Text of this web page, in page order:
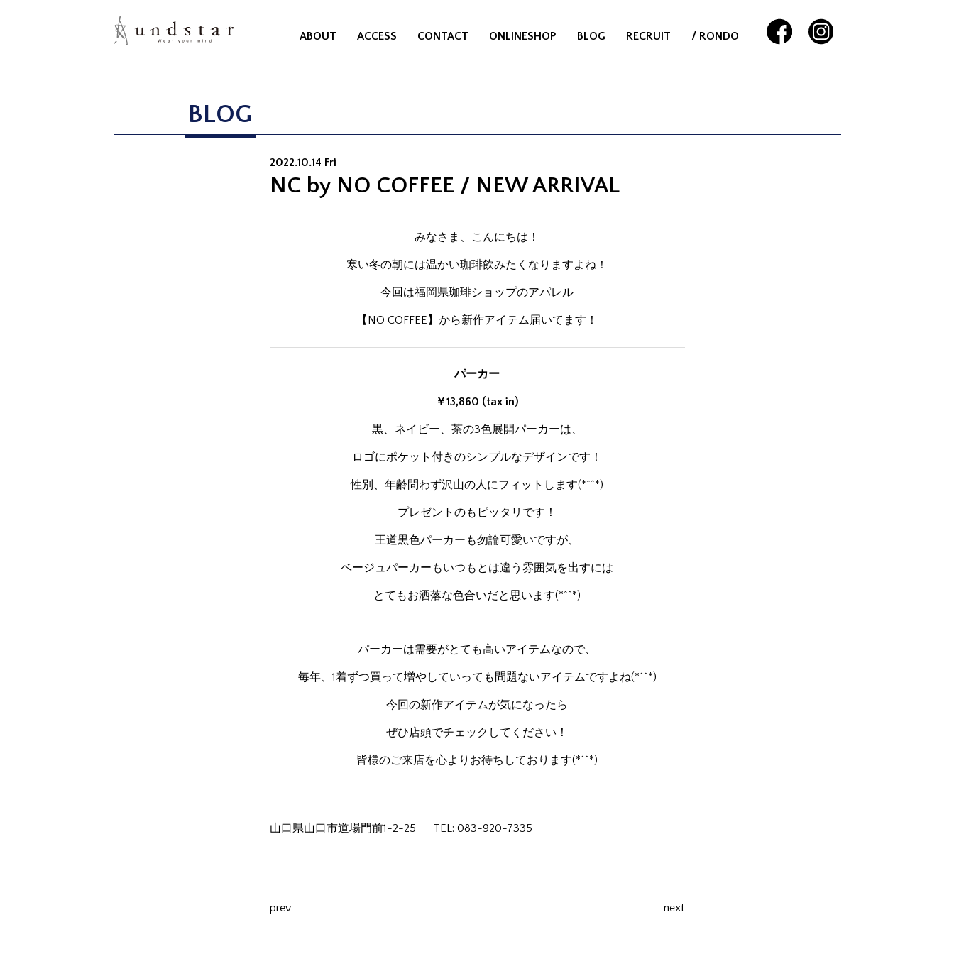
ABOUT ACCESS CONTACT ONLINESHOP BLOG RECRUIT / RONDO
BLOG
2022.10.14 Fri
NC by NO COFFEE / NEW ARRIVAL
みなさま、こんにちは！
寒い冬の朝には温かい珈琲飲みたくなりますよね！
今回は福岡県珈琲ショップのアパレル
【NO COFFEE】から新作アイテム届いてます！
パーカー
￥13,860 (tax in)
黒、ネイビー、茶の3色展開パーカーは、
ロゴにポケット付きのシンプルなデザインです！
性別、年齢問わず沢山の人にフィットします(*^^*)
プレゼントのもピッタリです！
王道黒色パーカーも勿論可愛いですが、
ベージュパーカーもいつもとは違う雰囲気を出すには
とてもお洒落な色合いだと思います(*^^*)
パーカーは需要がとても高いアイテムなので、
毎年、1着ずつ買って増やしていっても問題ないアイテムですよね(*^^*)
今回の新作アイテムが気になったら
ぜひ店頭でチェックしてください！
皆様のご来店を心よりお待ちしております(*^^*)
山口県山口市道場門前1-2-25 TEL: 083-920-7335
prev next